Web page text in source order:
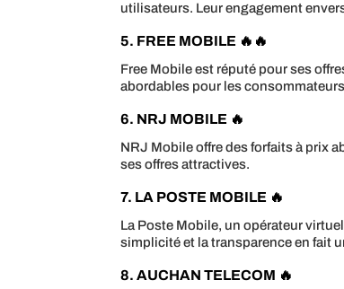
utilisateurs. Leur engagement
5. FREE MOBILE 🔥🔥
Free Mobile est réputé pour ses
abordables pour les
6. NRJ MOBILE 🔥
NRJ Mobile offre des forfaits à prix
ses offres attractives.
7. LA POSTE MOBILE 🔥
La Poste Mobile, un opérateur
simplicité et la transparence en fait
8. AUCHAN TELECOM 🔥